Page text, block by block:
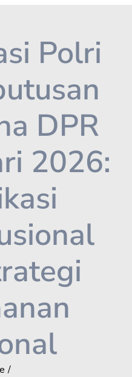
Polri
DPR
2026: